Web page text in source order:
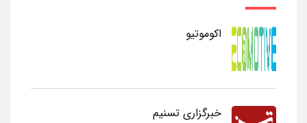
اکوموتیو
خبرگزاری تسنیم